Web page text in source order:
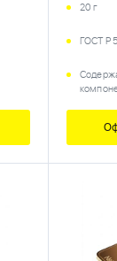
20 г
ГОСТ Р